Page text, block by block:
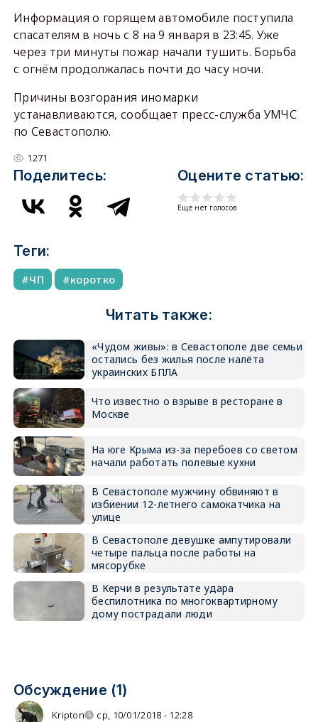
Информация о горящем автомобиле поступила
спасателям в ночь с 8 на 9 января в 23:45. Уже
через три минуты пожар начали тушить. Борьба
с огнём продолжалась почти до часу ночи.
Причины возгорания иномарки
устанавливаются, сообщает пресс-служба УМЧС
по Севастополю.
1271
Поделитесь: Оцените статью:
Еще нет голосов
Теги:
ЧП коротко
Читать также:
«Чудом живы»: в Севастополе две семьи
остались без жилья после налёта
украинских БПЛА
Что известно о взрыве в ресторане в
Москве
На юге Крыма из-за перебоев со светом
начали работать полевые кухни
В Севастополе мужчину обвиняют в
избиении 12-летнего самокатчика на
улице
В Севастополе девушке ампутировали
четыре пальца после работы на
мясорубке
В Керчи в результате удара
беспилотника по многоквартирному
дому пострадали люди
Обсуждение (1)
Kripton ср, 10/01/2018 - 12:28